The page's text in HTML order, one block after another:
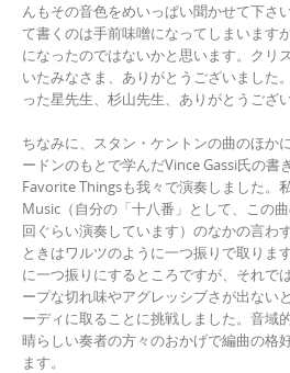
んもその音色をめいっぱい聞かせて下さ
て書くのは手前味噌になってしまいます
になったのではないかと思います。クリ
いたみなさま、ありがとうございました
った星先生、杉山先生、ありがとうござ
ちなみに、スタン・ケントンの曲のほか
ードンのもとで学んだVince Gassi氏の書
Favorite Thingsも我々で演奏しました。
Music（自分の「十八番」として、この
回ぐらい演奏しています）のなかの言わ
ときはワルツのように一つ振りで取りま
に一つ振りにするところですが、それで
ープな切れ味やアグレッシブさが出ない
ーディに取ることに挑戦しました。音域
晴らしい奏者の方々のおかげで編曲の格
ます。